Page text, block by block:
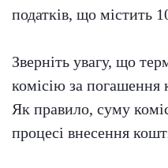
податків, що містить
Зверніть увагу, що
комісію за погашення
Як правило, суму
процесі внесення